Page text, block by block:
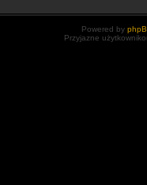
Powered by
Przyjazne